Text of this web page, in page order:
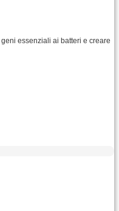
essenziali ai batteri e creare